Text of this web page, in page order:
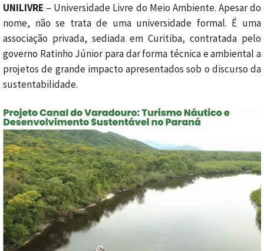
UNILIVRE – Universidade Livre do Meio Ambiente. Apesar do
nome, não se trata de uma universidade formal. É uma
associação privada, sediada em Curitiba, contratada pelo
governo Ratinho Júnior para dar forma técnica e ambiental a
projetos de grande impacto apresentados sob o discurso da
sustentabilidade.